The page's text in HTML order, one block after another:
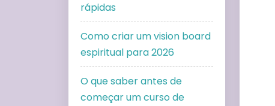
rápidas
Como criar um vision board
espiritual para 2026
O que saber antes de
começar um curso de